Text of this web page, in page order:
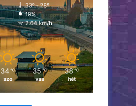
33º - 28º
19%
2.64 km/h
34 ℃
szo
35 ℃
vas
38 ℃
hét